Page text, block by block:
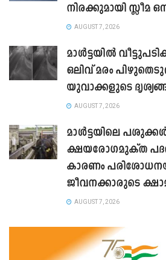
നിരക്കുമായി സ്ലീമ
AUGUST 7, 2026
മാൾട്ടയിൽ
ഒലിവ് മരം
യുവാക്കളുടെ
AUGUST 7, 2026
മാൾട്ടയിലെ
ക്ഷയരോഗമുക്ത
കാരണം
ജീവനക്കാരുടെ
AUGUST 7, 2026